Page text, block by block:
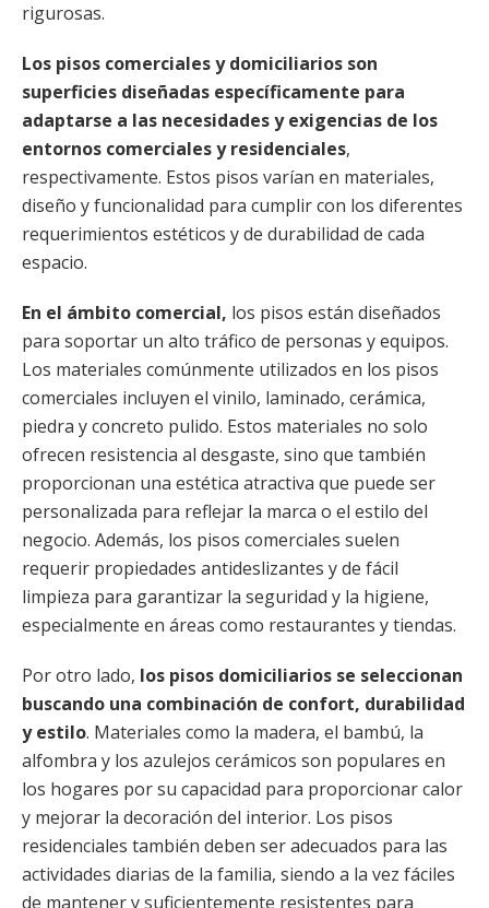
rigurosas.
Los pisos comerciales y domiciliarios son
superficies diseñadas específicamente para
adaptarse a las necesidades y exigencias de los
entornos comerciales y residenciales,
respectivamente. Estos pisos varían en materiales,
diseño y funcionalidad para cumplir con los diferentes
requerimientos estéticos y de durabilidad de cada
espacio.
En el ámbito comercial, los pisos están diseñados
para soportar un alto tráfico de personas y equipos.
Los materiales comúnmente utilizados en los pisos
comerciales incluyen el vinilo, laminado, cerámica,
piedra y concreto pulido. Estos materiales no solo
ofrecen resistencia al desgaste, sino que también
proporcionan una estética atractiva que puede ser
personalizada para reflejar la marca o el estilo del
negocio. Además, los pisos comerciales suelen
requerir propiedades antideslizantes y de fácil
limpieza para garantizar la seguridad y la higiene,
especialmente en áreas como restaurantes y tiendas.
Por otro lado, los pisos domiciliarios se seleccionan
buscando una combinación de confort, durabilidad
y estilo. Materiales como la madera, el bambú, la
alfombra y los azulejos cerámicos son populares en
los hogares por su capacidad para proporcionar calor
y mejorar la decoración del interior. Los pisos
residenciales también deben ser adecuados para las
actividades diarias de la familia, siendo a la vez fáciles
de mantener y suficientemente resistentes para